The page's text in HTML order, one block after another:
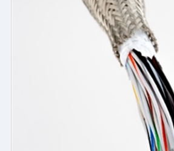
・NEWTtuf 補強シリコンゴムケーブル
・各種屈曲試験、ねじれ試験、減衰特性